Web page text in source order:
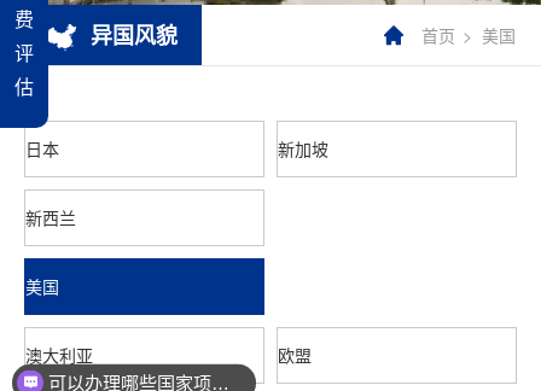
异国风貌 首页 美国
日本 新加坡
新西兰
美国
澳大利亚 欧盟
费
评
估